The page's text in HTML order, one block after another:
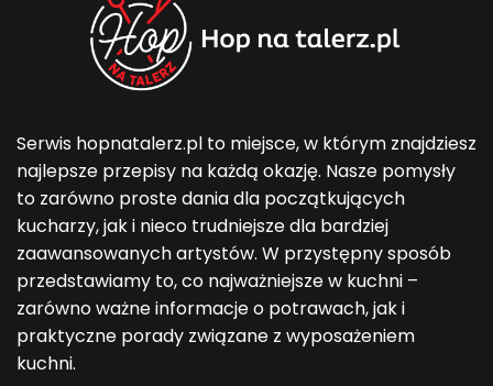
Serwis hopnatalerz.pl to miejsce, w którym znajdziesz
najlepsze przepisy na każdą okazję. Nasze pomysły
to zarówno proste dania dla początkujących
kucharzy, jak i nieco trudniejsze dla bardziej
zaawansowanych artystów. W przystępny sposób
przedstawiamy to, co najważniejsze w kuchni –
zarówno ważne informacje o potrawach, jak i
praktyczne porady związane z wyposażeniem
kuchni.